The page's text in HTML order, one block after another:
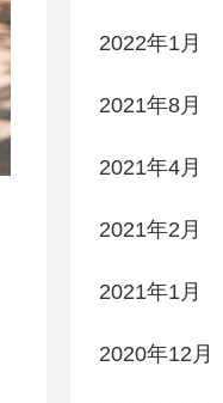
2022年1月
2021年8月
2021年4月
2021年2月
2021年1月
2020年12月